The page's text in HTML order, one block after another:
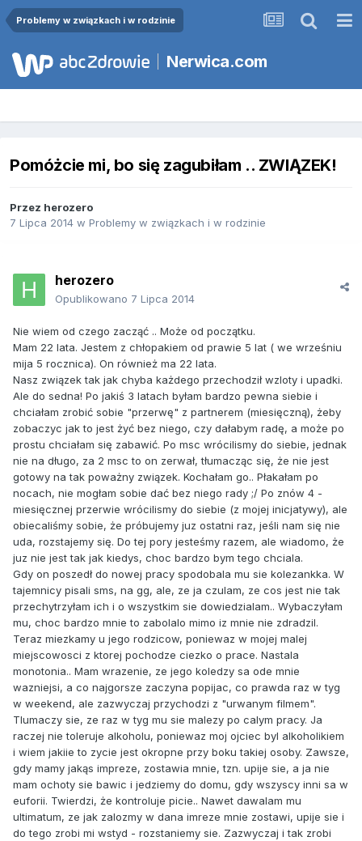
Problemy w związkach i w rodzinie
Nerwica.com
Pomóżcie mi, bo się zagubiłam .. ZWIĄZEK!
Przez herozero
7 Lipca 2014 w Problemy w związkach i w rodzinie
herozero
Opublikowano 7 Lipca 2014
Nie wiem od czego zacząć .. Może od początku.
Mam 22 lata. Jestem z chłopakiem od prawie 5 lat ( we wrześniu
mija 5 rocznica). On również ma 22 lata.
Nasz związek tak jak chyba każdego przechodził wzloty i upadki.
Ale do sedna! Po jakiś 3 latach byłam bardzo pewna siebie i
chciałam zrobić sobie "przerwę" z partnerem (miesięczną), żeby
zobaczyc jak to jest żyć bez niego, czy dałabym radę, a może po
prostu chciałam się zabawić. Po msc wrócilismy do siebie, jednak
nie na długo, za 2 msc to on zerwał, tłumacząc się, że nie jest
gotowy na tak poważny związek. Kochałam go.. Płakałam po
nocach, nie mogłam sobie dać bez niego rady ;/ Po znów 4 -
miesięcznej przerwie wrócilismy do siebie (z mojej inicjatywy), ale
obiecaliśmy sobie, że próbujemy juz ostatni raz, jeśli nam się nie
uda, rozstajemy się. Do tej pory jesteśmy razem, ale wiadomo, że
juz nie jest tak jak kiedys, choc bardzo bym tego chciala.
Gdy on poszedł do nowej pracy spodobala mu sie kolezankka. W
tajemnicy pisali sms, na gg, ale, ze ja czulam, ze cos jest nie tak
przechytrzyłam ich i o wszystkim sie dowiedzialam.. Wybaczyłam
mu, choc bardzo mnie to zabolalo mimo iz mnie nie zdradzil.
Teraz miezkamy u jego rodzicow, poniewaz w mojej malej
miejscowosci z ktorej pochodze ciezko o prace. Nastala
monotonia.. Mam wrazenie, ze jego koledzy sa ode mnie
wazniejsi, a co najgorsze zaczyna popijac, co prawda raz w tyg
w weekend, ale zazwyczaj przychodzi z "urwanym filmem".
Tlumaczy sie, ze raz w tyg mu sie malezy po calym pracy. Ja
raczej nie toleruje alkoholu, poniewaz moj ojciec byl alkoholikiem
i wiem jakiie to zycie jest okropne przy boku takiej osoby. Zawsze,
gdy mamy jakąs impreze, zostawia mnie, tzn. upije sie, a ja nie
mam ochoty sie bawic i jedziemy do domu, gdy wszyscy inni sa w
euforii. Twierdzi, że kontroluje picie.. Nawet dawalam mu
ultimatum, ze jak zalozmy w dana imreze mnie zostawi, upije sie i
do tego zrobi mi wstyd - rozstaniemy sie. Zazwyczaj i tak zrobi